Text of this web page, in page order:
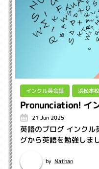
インクル英会話 浜松本校
Pronunciation! イ
21 Jun 2025
英語のブログ インクル
グから英語を勉強しま
by Nathan